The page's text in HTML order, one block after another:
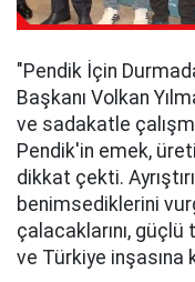
​"Pendik İçin
Başkanı Volkan
ve sadakatle
Pendik'in emek,
dikkat çekti.
benimsediklerini
çalacaklarını,
ve Türkiye inşasına